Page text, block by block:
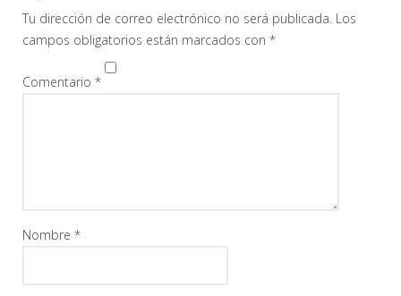
Tu dirección de correo electrónico no será publicada. Los
campos obligatorios están marcados con *
Comentario *
Nombre *